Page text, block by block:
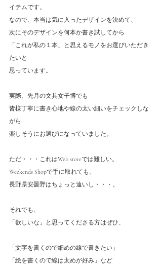
イテムです。
なので、本当は気に入ったデザインを決めて、
次にそのデザインを何本か書き試してから
「これが私の１本」と思えるモノをお選びいただき
たいと
思っています。
実際、先月の文具女子博でも
皆様丁寧に書き心地や線の太い細いをチェックしな
がら
楽しそうにお選びになっていました。
ただ・・・これはWeb storeでは難しい。
Weekends Shopで手に取れても、
長野県安曇野はちょっと遠いし・・・。
それでも、
「欲しいな」と思ってくださる方はぜひ、
「文字を書くので細めの線で書きたい」
「絵を書くので線は太めが好み」など